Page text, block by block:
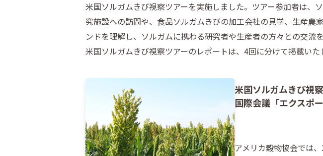
米国ソルガムきび視察ツアーを実施しました。ツアー参加者は
究施設への訪問や、食品ソルガムきびの加工会社の見学、生産
ンドを理解し、ソルガムに携わる研究者や生産者の方々との交流
米国ソルガムきび視察ツアーのレポートは、4回に分けて掲載いた
米国ソルガムきび視
国際会議「エクスポ
アメリカ穀物協会では